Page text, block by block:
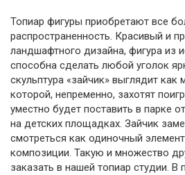
Топиар фигуры приобретают все
распространенность. Красивый и
ландшафтного дизайна, фигура из
способна сделать любой уголок
скульптура «зайчик» выглядит как
которой, непременно, захотят
уместно будет поставить в парке
на детских площадках. Зайчик
смотреться как одиночный
композиции. Такую и множество
заказать в нашей топиар студии.